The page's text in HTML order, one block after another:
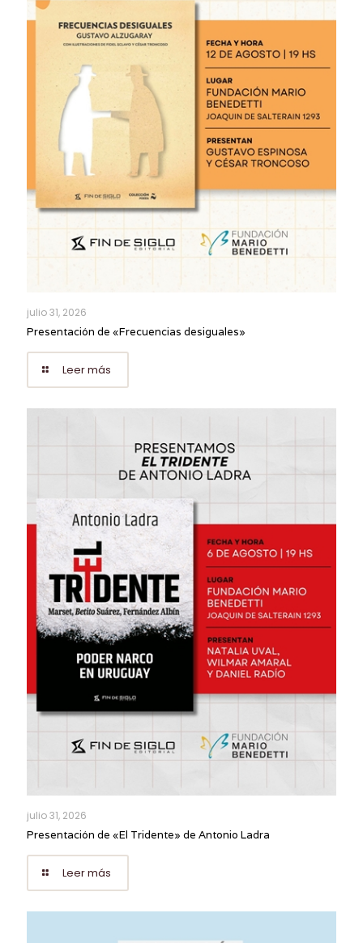
julio 31, 2026
Presentación de «Frecuencias desiguales»
Leer más
julio 31, 2026
Presentación de «El Tridente» de Antonio Ladra
Leer más